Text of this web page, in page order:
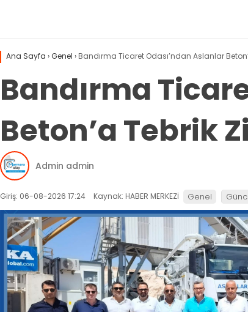
Ana Sayfa ›Genel › Bandırma Ticaret Odası’ndan Aslanlar
Bandırma
Beton’a Tebrik
Admin admin
Giriş: 06-08-2026 17:24 Kaynak: HABER MERKEZİ Genel